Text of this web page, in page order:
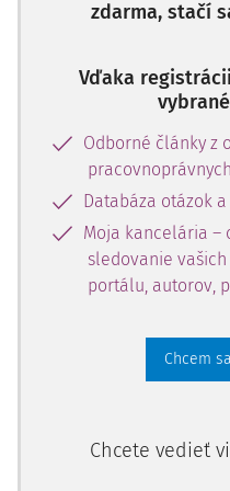
o jednostranný úkon ale
zdarma, stačí
Vďaka
Odborné články z
Databáza otázok
Moja kancelária –
sledovanie
portálu, autorov,
Chcem
Chcete vedieť